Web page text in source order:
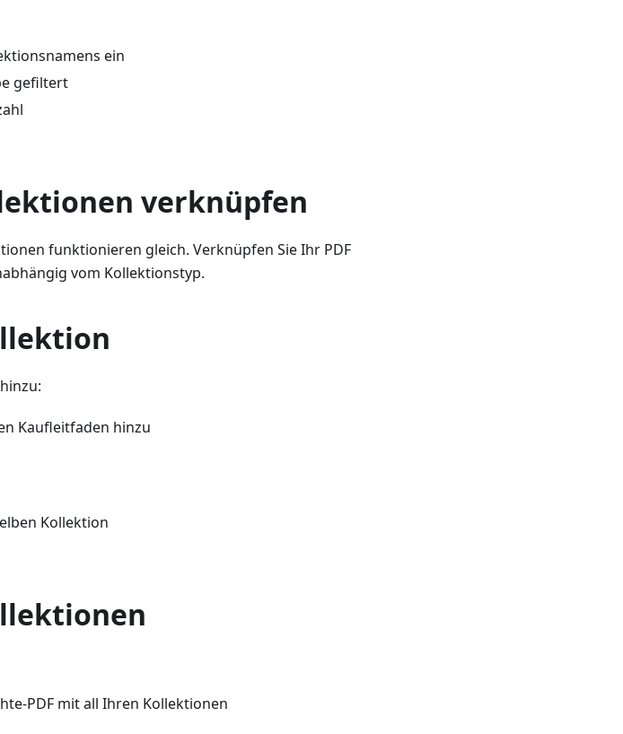
ein
gefiltert
verknüpfen
funktionieren gleich. Verknüpfen Sie Ihr PDF
vom Kollektionstyp.
Kaufleitfaden hinzu
Kollektion
PDF mit all Ihren Kollektionen